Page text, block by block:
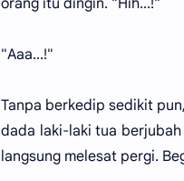
orang itu dingin. "Hih...!"
"Aaa...!"
Tanpa berkedip sedikit
dada laki-laki tua berjubah
langsung melesat pergi.